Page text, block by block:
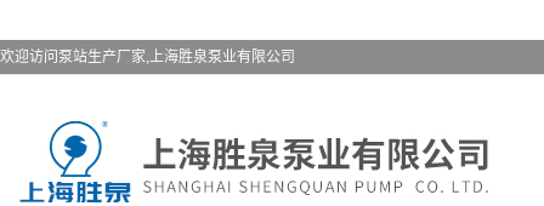
欢迎访问泵站生产厂家,上海胜泉泵业有限公司